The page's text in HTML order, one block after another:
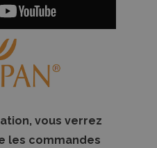
vous verrez
les commandes